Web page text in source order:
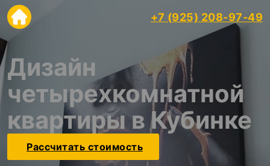
+7 (925) 208-97-49
Дизайн
четырехкомнатной
квартиры в Кубинке
Рассчитать стоимость